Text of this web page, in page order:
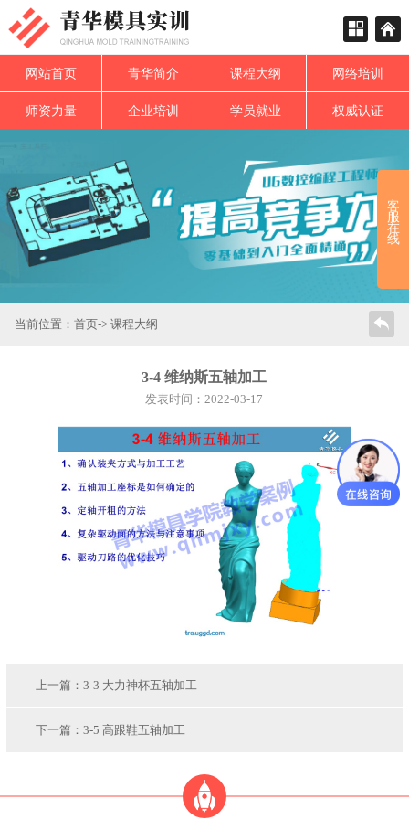
网站首页 青华简介 课程大纲 网络培训
师资力量 企业培训 学员就业 权威认证
当前位置： 首页-> 课程大纲
3-4 维纳斯五轴加工
发表时间：2022-03-17
上一篇： 3-3 大力神杯五轴加工
下一篇： 3-5 高跟鞋五轴加工
客
服
在
线